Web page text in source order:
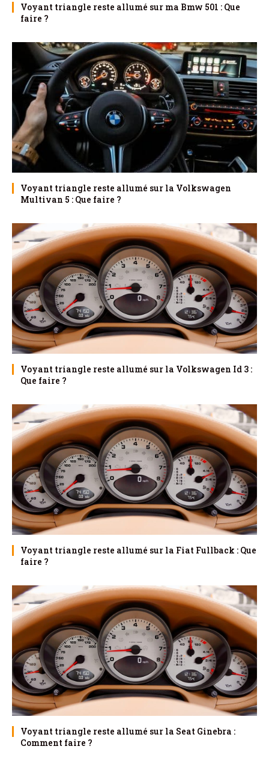
Voyant triangle reste allumé sur ma Bmw 501 : Que
faire ?
Voyant triangle reste allumé sur la Volkswagen
Multivan 5 : Que faire ?
Voyant triangle reste allumé sur la Volkswagen Id 3 :
Que faire ?
Voyant triangle reste allumé sur la Fiat Fullback : Que
faire ?
Voyant triangle reste allumé sur la Seat Ginebra :
Comment faire ?